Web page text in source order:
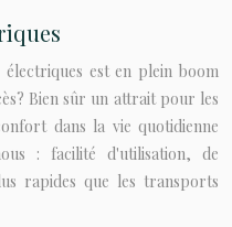
est en plein boom
Bien sûr un attrait pour les
dans la vie quotidienne
: facilité d'utilisation, de
rapides que les transports